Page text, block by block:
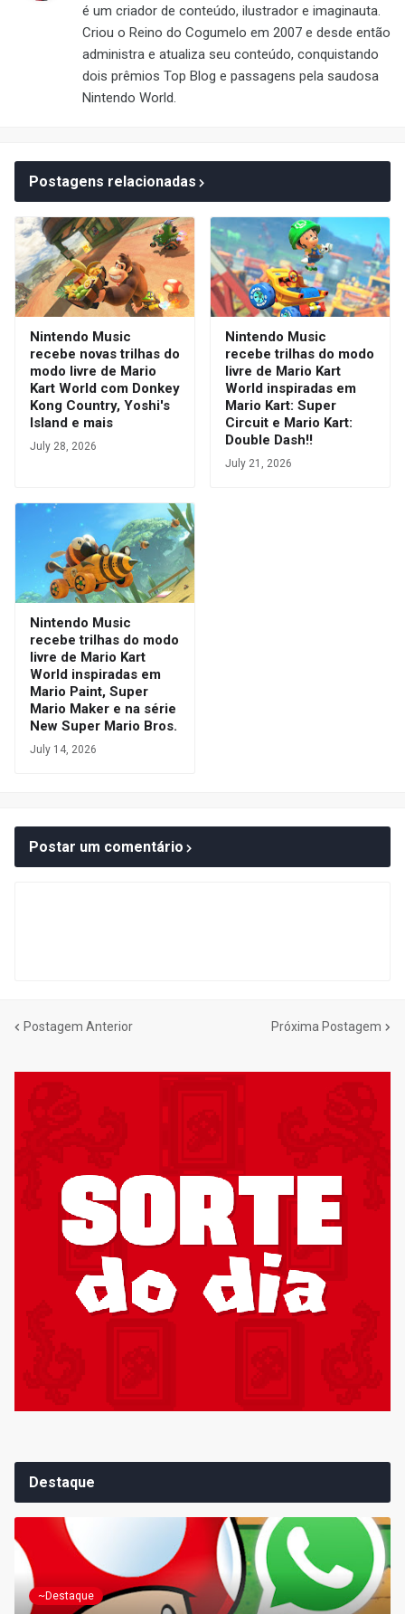
é um criador de conteúdo, ilustrador e imaginauta.
Criou o Reino do Cogumelo em 2007 e desde então
administra e atualiza seu conteúdo, conquistando
dois prêmios Top Blog e passagens pela saudosa
Nintendo World.
Postagens relacionadas
Nintendo Music
recebe novas trilhas do
modo livre de Mario
Kart World com Donkey
Kong Country, Yoshi's
Island e mais
July 28, 2026
Nintendo Music
recebe trilhas do modo
livre de Mario Kart
World inspiradas em
Mario Kart: Super
Circuit e Mario Kart:
Double Dash!!
July 21, 2026
Nintendo Music
recebe trilhas do modo
livre de Mario Kart
World inspiradas em
Mario Paint, Super
Mario Maker e na série
New Super Mario Bros.
July 14, 2026
Postar um comentário
Postagem Anterior Próxima Postagem
Destaque
~Destaque